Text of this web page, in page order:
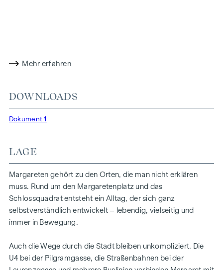
Urban, stilvoll und mit einem Gespür für das, was heute
Bewusst gewählt und gemacht für Menschen, die nicht
einfach wohnen, sondern ihren eigenen Rhythmus leben.
Margaret ist das, was das Leben in Wien ausmacht.
2 Townhouses mit Eigengärten im Innenhof
Penthouse mit Wienblick & privater Liftfahrt
Wohnflächen von 37 bis 200 m² | 2–5 Zimmer
Balkone, Loggien, Terrassen und Gärten
Grünes Gartenkonzept im Innenhof
Garagenplätze | E-Mobilität
Angestrebte DGNB Gold Zertifizierung
Mehr erfahren
DOWNLOADS
Dokument 1
LAGE
Margareten gehört zu den Orten, die man nicht erklären
muss. Rund um den Margaretenplatz und das
Schlossquadrat entsteht ein Alltag, der sich ganz
selbstverständlich entwickelt – lebendig, vielseitig und
immer in Bewegung.
Auch die Wege durch die Stadt bleiben unkompliziert. Die
U4 bei der Pilgramgasse, die Straßenbahnen bei der